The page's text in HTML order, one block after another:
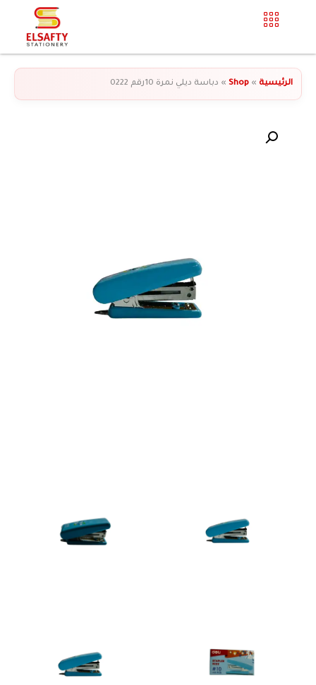
الرئيسية »
Shop
» دباسة ديلي نمرة 10رقم 0222